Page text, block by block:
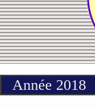
Année 2018